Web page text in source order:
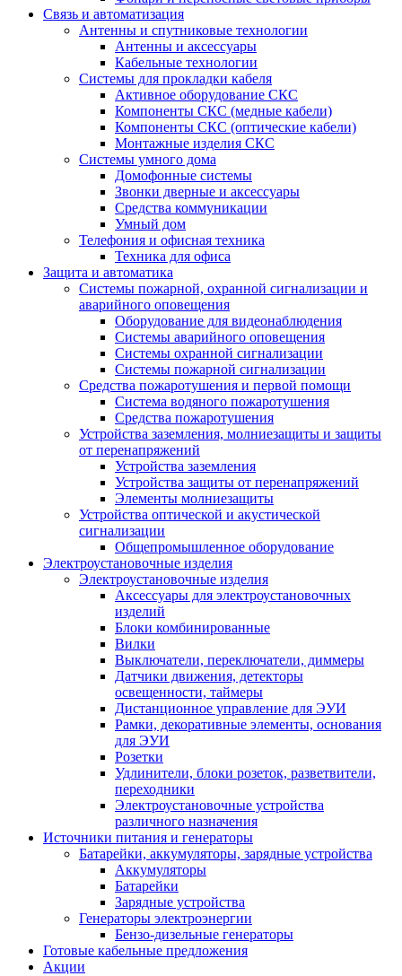
Связь и автоматизация
Антенны и спутниковые технологии
Антенны и аксессуары
Кабельные технологии
Системы для прокладки кабеля
Активное оборудование СКС
Компоненты СКС (медные кабели)
Компоненты СКС (оптические кабели)
Монтажные изделия СКС
Системы умного дома
Домофонные системы
Звонки дверные и аксессуары
Средства коммуникации
Умный дом
Телефония и офисная техника
Техника для офиса
Защита и автоматика
Системы пожарной, охранной сигнализации и
аварийного оповещения
Оборудование для видеонаблюдения
Системы аварийного оповещения
Системы охранной сигнализации
Системы пожарной сигнализации
Средства пожаротушения и первой помощи
Система водяного пожаротушения
Средства пожаротушения
Устройства заземления, молниезащиты и защиты
от перенапряжений
Устройства заземления
Устройства защиты от перенапряжений
Элементы молниезащиты
Устройства оптической и акустической
сигнализации
Общепромышленное оборудование
Электроустановочные изделия
Электроустановочные изделия
Аксессуары для электроустановочных
изделий
Блоки комбинированные
Вилки
Выключатели, переключатели, диммеры
Датчики движения, детекторы
освещенности, таймеры
Дистанционное управление для ЭУИ
Рамки, декоративные элементы, основания
для ЭУИ
Розетки
Удлинители, блоки розеток, разветвители,
переходники
Электроустановочные устройства
различного назначения
Источники питания и генераторы
Батарейки, аккумуляторы, зарядные устройства
Аккумуляторы
Батарейки
Зарядные устройства
Генераторы электроэнергии
Бензо-дизельные генераторы
Готовые кабельные предложения
Акции